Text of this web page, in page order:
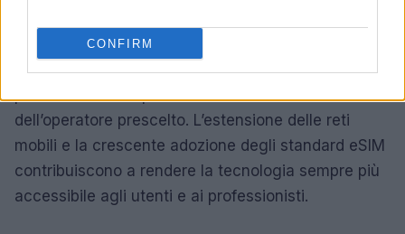
CONFIRM
Per assistenza durante la procedura si
raccomanda di contattare ilsupportodel
dell’operatore prescelto. L’estensione delle reti
mobili e la crescente adozione degli standard eSIM
contribuiscono a rendere la tecnologia sempre più
accessibile agli utenti e ai professionisti.